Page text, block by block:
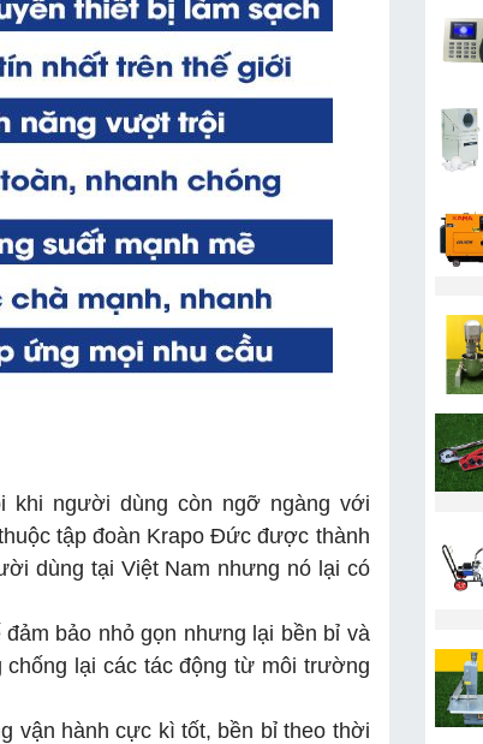
khi người dùng còn ngỡ ngàng với
tập đoàn Krapo Đức được thành
dùng tại Việt Nam nhưng nó lại có
bảo nhỏ gọn nhưng lại bền bỉ và
lại các tác động từ môi trường
vận hành cực kì tốt, bền bỉ theo thời